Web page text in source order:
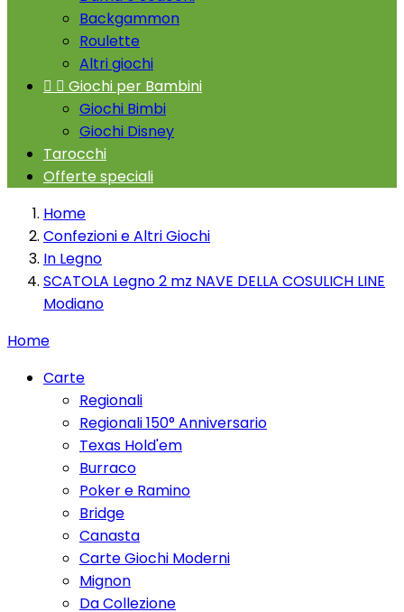
Backgammon
Roulette
Altri giochi
  Giochi per Bambini
Giochi Bimbi
Giochi Disney
Tarocchi
Offerte speciali
Home
Confezioni e Altri Giochi
In Legno
SCATOLA Legno 2 mz NAVE DELLA COSULICH LINE
Modiano
Home
Carte
Regionali
Regionali 150° Anniversario
Texas Hold'em
Burraco
Poker e Ramino
Bridge
Canasta
Carte Giochi Moderni
Mignon
Da Collezione